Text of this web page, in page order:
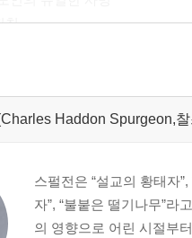
침
Haddon Spurgeon,
스펄전은 “설교의 황태자
자”, “불붙은 떨기나무”
의 영향으로 어린 시절부